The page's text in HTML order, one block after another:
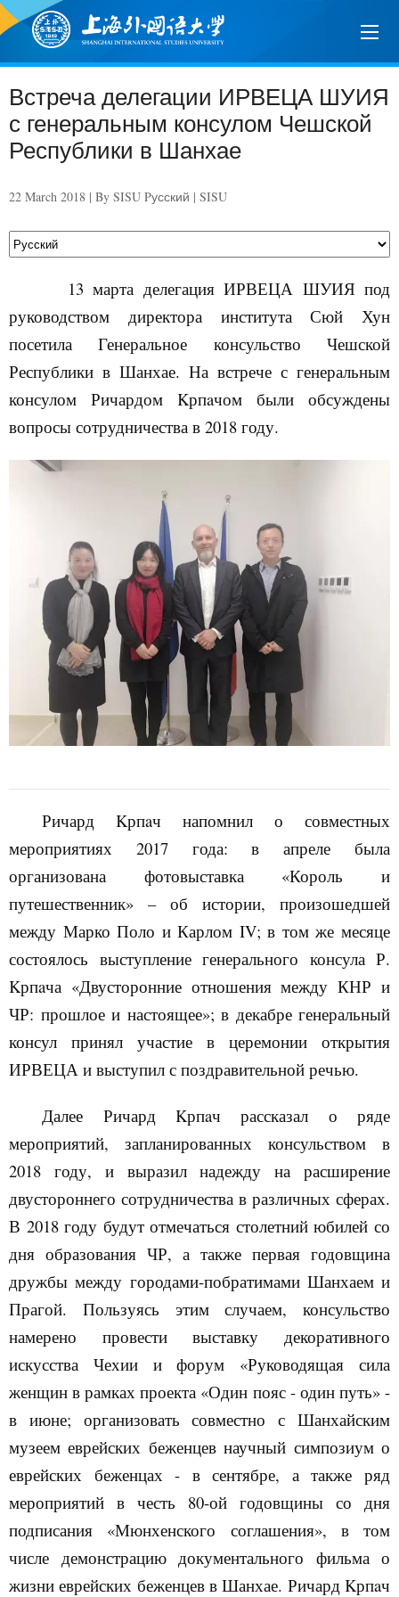
Встреча делегации ИРВЕЦА ШУИЯ
с генеральным консулом Чешской
Республики в Шанхае
22 March 2018 | By SISU Pусский | SISU
13 марта делегацияИРВЕЦА ШУИЯпод
руководством директора института Сюй Хун
посетила Генеральное консульство Чешской
Республики в Шанхае. На встрече с генеральным
консулом Ричардом Kрпaчом были обсуждены
вопросы сотрудничества в 2018 году.
РичардKрпaч напомнил о совместных
мероприятиях 2017 года: в апреле была
организована фотовыставка «Король и
путешественник» – об истории, произошедшей
между Марко Поло и Карлом IV; в том же месяце
состоялось выступление генерального консула Р.
Kрпaча «Двусторонние отношения между КНР и
ЧР: прошлое и настоящее»; в декабре генеральный
консул принял участие в церемонии открытия
ИРВЕЦА и выступил с поздравительной речью.
Далее Ричард Kрпaч рассказал оряде
мероприятий, запланированных консульством в
2018 году, и выразил надежду на расширение
двустороннего сотрудничества в различных сферах.
В 2018 году будут отмечаться столетний юбилей со
дня образования ЧР, а также первая годовщина
дружбы между городами-побратимами Шанхаем и
Прагой. Пользуясь этим случаем, консульство
намерено провести выставку декоративного
искусства Чехии и форум «Руководящая сила
женщин в рамках проекта «Один пояс - один путь» -
в июне; организовать совместно с Шанхайским
музеем еврейских беженцев научный симпозиум о
еврейских беженцах - в сентябре, а также ряд
мероприятий в честь 80-ой годовщины со дня
подписания «Мюнхенского соглашения», в том
числе демонстрацию документального фильма о
жизни еврейских беженцев в Шанхае. Ричард Kрпaч